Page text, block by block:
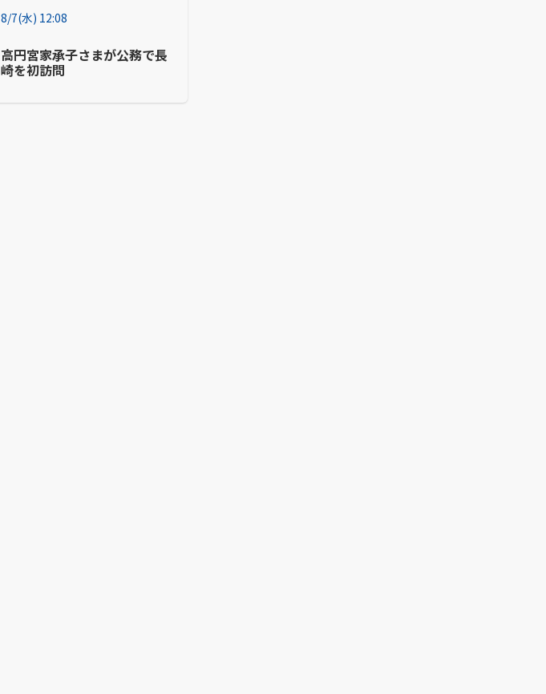
8/7(水) 12:08
高円宮家承子さまが公務で長
崎を初訪問